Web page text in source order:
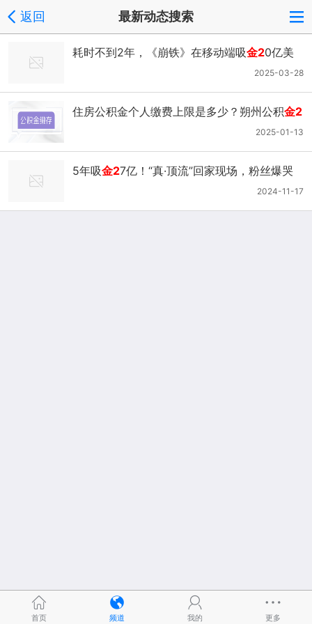
返回 最新动态搜索
耗时不到2年，《崩铁》在移动端吸金20亿美
2025-03-28
住房公积金个人缴费上限是多少？朔州公积金2
2025-01-13
5年吸金27亿！“真·顶流”回家现场，粉丝爆哭
2024-11-17
首页 频道 我的 更多